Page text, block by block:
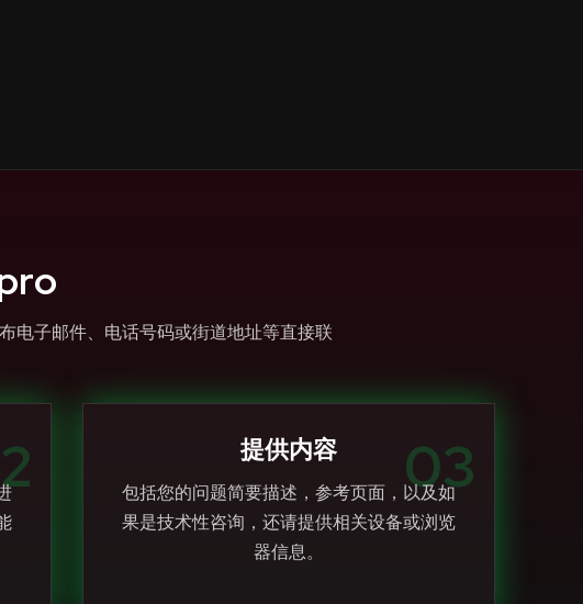
电子邮件、电话号码或街道地址等直接联
03
提供内容
包括您的问题简要描述，参考页面，以及如
果是技术性咨询，还请提供相关设备或浏览
器信息。